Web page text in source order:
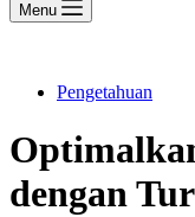
Menu
Pengetahuan
dengan